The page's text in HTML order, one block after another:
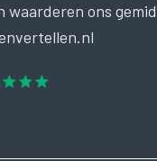
waarderen ons